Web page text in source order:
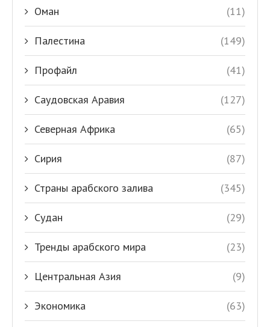
Оман (11)
Палестина (149)
Профайл (41)
Саудовская Аравия (127)
Северная Африка (65)
Сирия (87)
Страны арабского залива (345)
Судан (29)
Тренды арабского мира (23)
Центральная Азия (9)
Экономика (63)